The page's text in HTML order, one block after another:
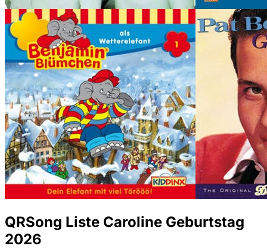
QRSong Liste Caroline Geburtstag
2026